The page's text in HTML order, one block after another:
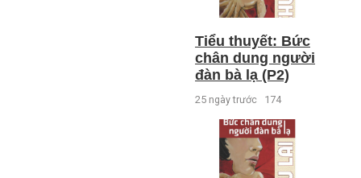
Tiểu thuyết: Bức
chân dung người
đàn bà lạ (P2)
25 ngày trước 174